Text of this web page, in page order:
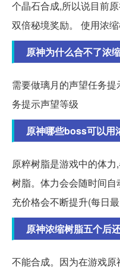
个晶石合成,所以说目前
双倍秘境奖励。 使用浓
原神为什么合不了浓
需要做璃月的声望任务
务提示声望等级
原神哪些boss可以用
原粹树脂是游戏中的体
树脂。体力会会随时间
充价格会不断提升(每日
原神浓缩树脂五个后
不能合成。因为在游戏